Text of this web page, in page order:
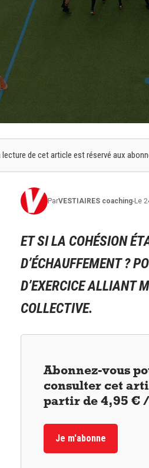
lecture de cet article est réservé aux
ParVESTIAIRES coaching-Le
ET SI LA COHÉSION
D’ÉCHAUFFEMENT ?
D’EXERCICE ALLIANT
COLLECTIVE.
Abonnez-vous
consulter cet
partir de 4,95 €
Je m'abonne